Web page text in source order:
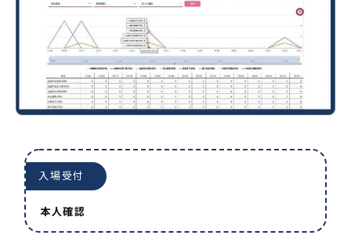
入場受付
本人確認